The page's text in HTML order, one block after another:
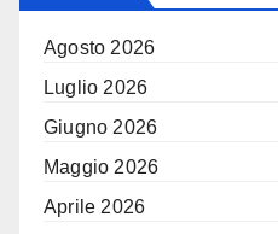
Agosto 2026
Luglio 2026
Giugno 2026
Maggio 2026
Aprile 2026